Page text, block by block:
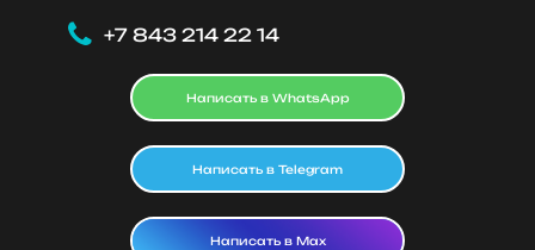
 +7 843 214 22 14
Написать в WhatsApp
Написать в Telegram
Написать в Max